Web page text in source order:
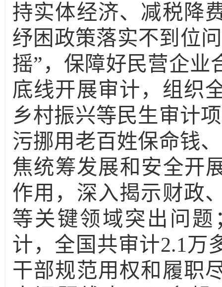
持实体经济、减税降
纾困政策落实不到位
摇”，保障好民营企业
底线开展审计，组织
乡村振兴等民生审计
污挪用老百姓保命钱
焦统筹发展和安全开
作用，深入揭示财政
等关键领域突出问
计，全国共审计2.1万
干部规范用权和履职